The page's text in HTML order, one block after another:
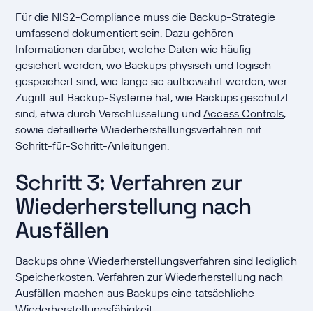
Für die NIS2-Compliance muss die Backup-Strategie
umfassend dokumentiert sein. Dazu gehören
Informationen darüber, welche Daten wie häufig
gesichert werden, wo Backups physisch und logisch
gespeichert sind, wie lange sie aufbewahrt werden, wer
Zugriff auf Backup-Systeme hat, wie Backups geschützt
sind, etwa durch Verschlüsselung undAccess Controls,
sowie detaillierte Wiederherstellungsverfahren mit
Schritt-für-Schritt-Anleitungen.
Schritt 3: Verfahren zur
Wiederherstellung nach
Ausfällen
Backups ohne Wiederherstellungsverfahren sind lediglich
Speicherkosten. Verfahren zur Wiederherstellung nach
Ausfällen machen aus Backups eine tatsächliche